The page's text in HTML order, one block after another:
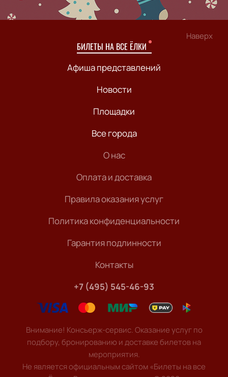
Наверх
БИЛЕТЫ НА ВСЕ ЁЛКИ
Афиша представлений
Новости
Площадки
Все города
О нас
Оплата и доставка
Правила оказания услуг
Политика конфиденциальности
Гарантия подлинности
Контакты
+7 (495) 545-46-93
Внимание! Консьерж-сервис. Оказание услуг по
подбору, бронированию и доставке билетов на
мероприятия.
Не является официальным сайтом «Билеты на все